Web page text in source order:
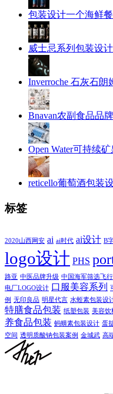
包装设计一个海鲜
威士忌系列包装设计
Inverroche 石灰石朗
Bnavan农副食品品
Open Water可持续
reticello葡萄酒包装
标签
2020山西网安 ai ai时代 ai设计 B
logo设计 PHS
路亚 中医品牌升级 中国海军筛选飞行
电厂LOGO设计 口服美容系列
例 无印良品 明星代言 水蛭素包装设
特膳食品包装 纸塑包装 美容饮
养食品包装 蚂蟥素包装设计 蛋
空间 透明质酸钠包装案例 金城武 高